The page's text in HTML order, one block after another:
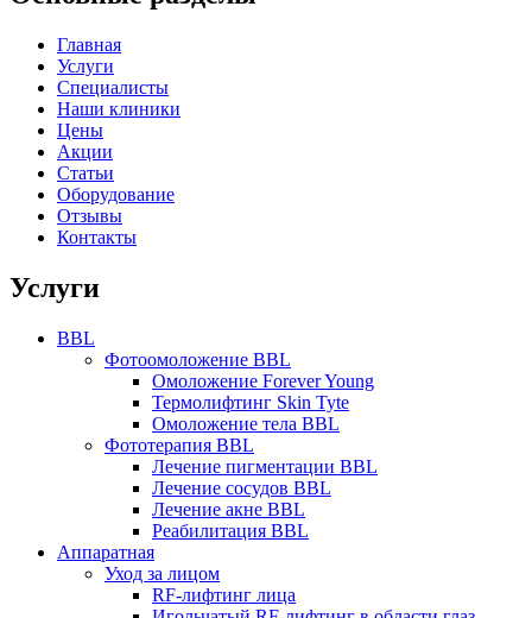
Главная
Услуги
Специалисты
Наши клиники
Цены
Акции
Статьи
Оборудование
Отзывы
Контакты
Услуги
BBL
Фотоомоложение BBL
Омоложение Forever Young
Термолифтинг Skin Tyte
Омоложение тела BBL
Фототерапия BBL
Лечение пигментации BBL
Лечение сосудов BBL
Лечение акне BBL
Реабилитация BBL
Аппаратная
Уход за лицом
RF-лифтинг лица